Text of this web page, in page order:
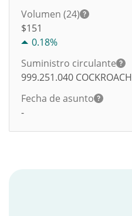
Volumen (24)
$151
0.18%
Suministro circulante
999.251.040 COCKROACH
Fecha de asunto
-